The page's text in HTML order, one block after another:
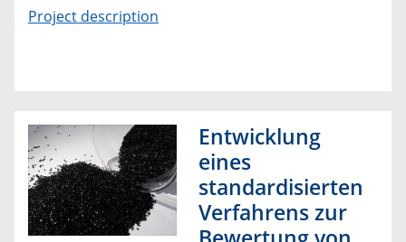
Project description
Entwicklung
eines
standardisierten
Verfahrens zur